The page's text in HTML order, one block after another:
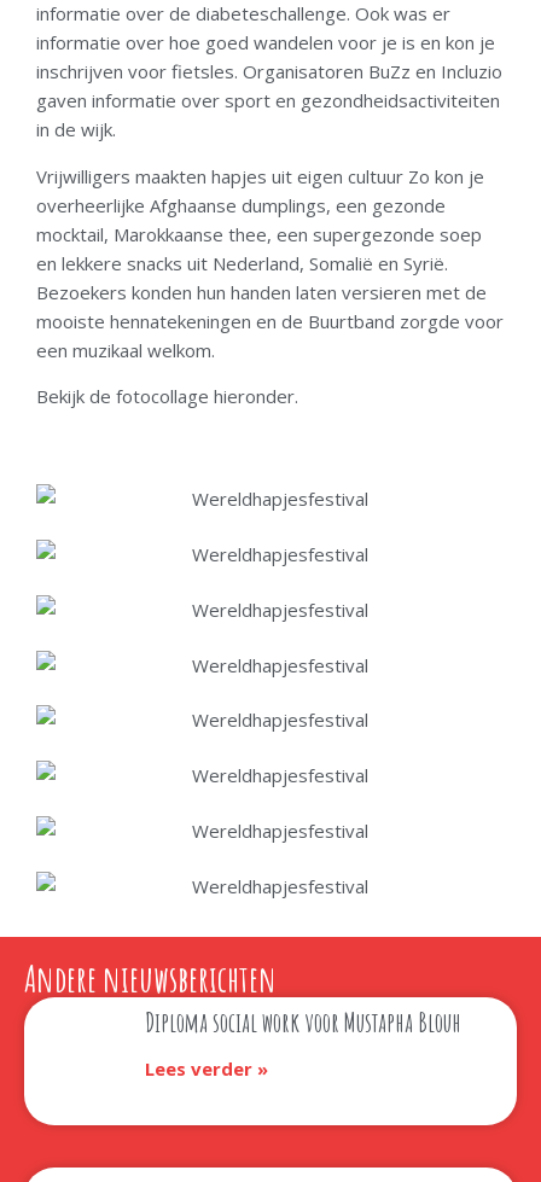
informatie over de diabeteschallenge. Ook was er
informatie over hoe goed wandelen voor je is en kon je
inschrijven voor fietsles. Organisatoren BuZz en Incluzio
gaven informatie over sport en gezondheidsactiviteiten
in de wijk.
Vrijwilligers maakten hapjes uit eigen cultuur Zo kon je
overheerlijke Afghaanse dumplings, een gezonde
mocktail, Marokkaanse thee, een supergezonde soep
en lekkere snacks uit Nederland, Somalië en Syrië.
Bezoekers konden hun handen laten versieren met de
mooiste hennatekeningen en de Buurtband zorgde voor
een muzikaal welkom.
Bekijk de fotocollage hieronder.
Andere nieuwsberichten
Diploma social work voor Mustapha Blouh
Lees verder »